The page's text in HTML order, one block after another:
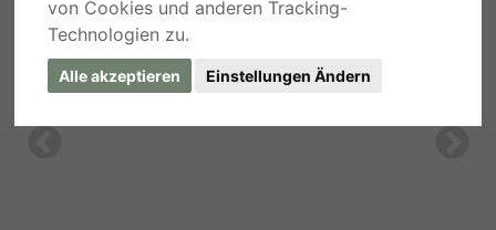
von Cookies und anderen Tracking-
Technologien zu.
Alle akzeptieren Einstellungen Ändern